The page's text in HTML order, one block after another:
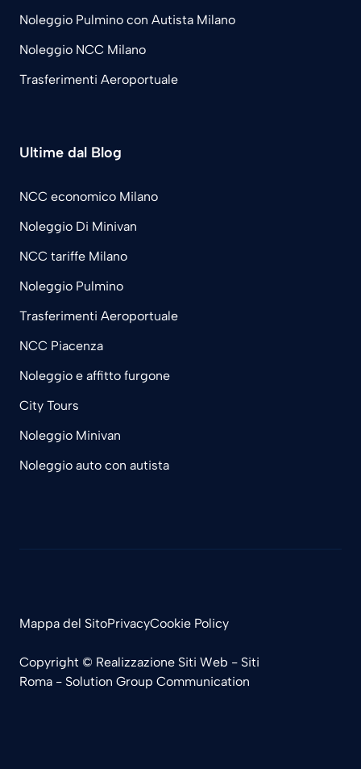
Noleggio Pulmino con Autista Milano
Noleggio NCC Milano
Trasferimenti Aeroportuale
Ultime dal Blog
NCC economico Milano
Noleggio Di Minivan
NCC tariffe Milano
Noleggio Pulmino
Trasferimenti Aeroportuale
NCC Piacenza
Noleggio e affitto furgone
City Tours
Noleggio Minivan
Noleggio auto con autista
Copyright © Realizzazione Siti Web - Siti
Roma - Solution Group Communication
Mappa del SitoPrivacyCookie Policy